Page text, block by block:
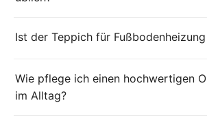
Ist der Teppich für
Wie pflege ich einen hochwertigen
im Alltag?